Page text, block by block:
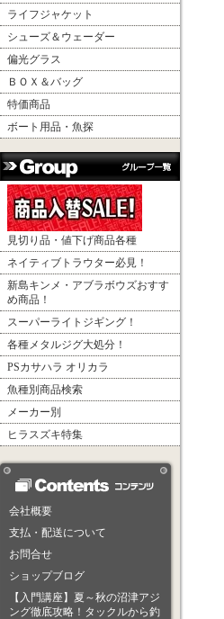
ライフジャケット
シューズ＆ウェーダー
偏光グラス
ＢＯＸ＆バッグ
特価商品
ボート用品・魚探
見切り品・値下げ商品各種
ネイティブトラウター必見！
新島キンメ・アブラボウズおすす
め商品！
スーパーライトジギング！
各種メタルジグ大処分！
PSカサハラ オリカラ
魚種別商品検索
メーカー別
ヒラスズキ特集
会社概要
支払・配送について
お問合せ
ショップブログ
【入門講座】夏～秋の沼津アジ
ング徹底攻略！タックルから釣